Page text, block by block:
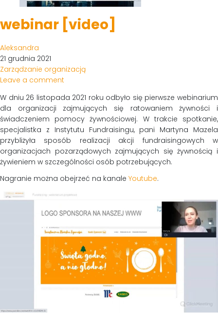
webinar [video]
Aleksandra
21 grudnia 2021
Zarządzanie organizacją
Leave a comment
W dniu 26 listopada 2021 roku odbyło się pierwsze webinarium
dla organizacji zajmujących się ratowaniem żywności i
świadczeniem pomocy żywnościowej. W trakcie spotkanie,
specjalistka z Instytutu Fundraisingu, pani Martyna Mazela
przybliżyła sposób realizacji akcji fundraisingowych w
organizacjach pozarządowych zajmujących się żywnością i
żywieniem w szczególności osób potrzebujących.
Nagranie można obejrzeć na kanale Youtube.